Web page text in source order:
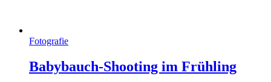
Fotografie
Babybauch-Shooting im Frühling